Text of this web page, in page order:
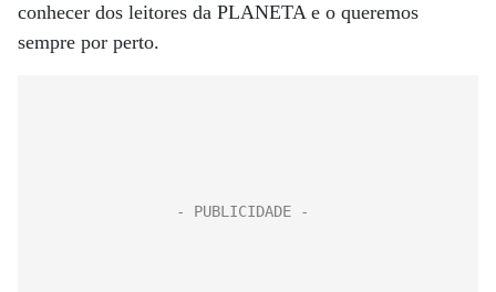
conhecer dos leitores da PLANETA e o queremos
sempre por perto.